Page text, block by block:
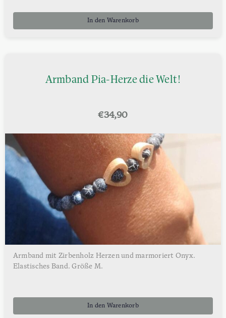
In den Warenkorb
Armband Pia-Herze die Welt!
€34,90
Armband mit Zirbenholz Herzen und marmoriert Onyx.
Elastisches Band. Größe M.
In den Warenkorb